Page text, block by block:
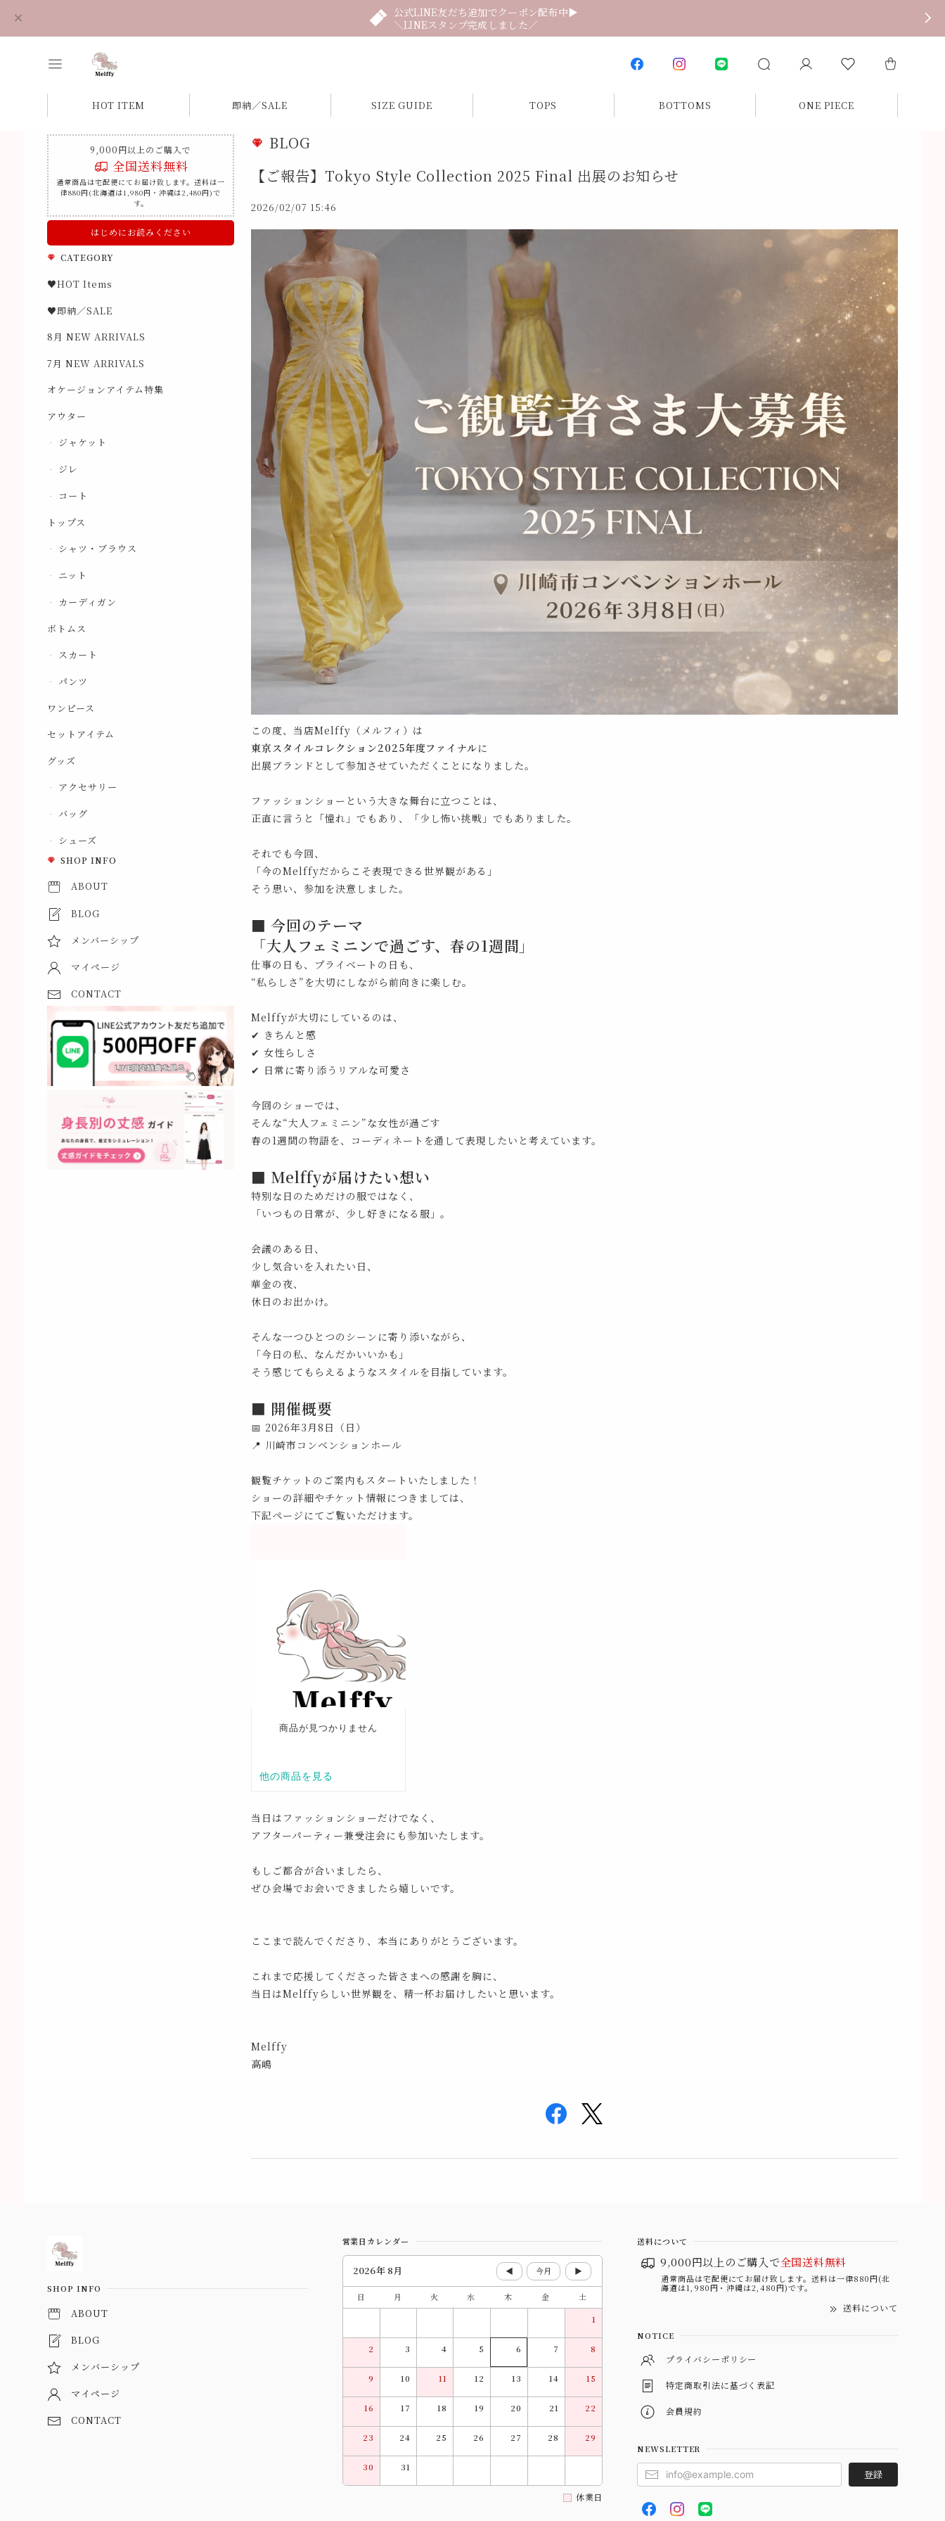
公式LINE友だち追加でクーポン配布中▶
＼LINEスタンプ完成しました／
HOT ITEM 即納／SALE SIZE GUIDE TOPS BOTTOMS ONE PIECE
9,000円以上のご購入で
全国送料無料
通常商品は宅配便にてお届け致します。送料は一
律880円(北海道は1,980円・沖縄は2,480円)で
す。
はじめにお読みください
CATEGORY
♥HOT Items
♥即納／SALE
8月 NEW ARRIVALS
7月 NEW ARRIVALS
オケージョンアイテム特集
アウター
ジャケット
ジレ
コート
トップス
シャツ・ブラウス
ニット
カーディガン
ボトムス
スカート
パンツ
ワンピース
セットアイテム
グッズ
アクセサリー
バッグ
シューズ
SHOP INFO
ABOUT
BLOG
メンバーシップ
マイページ
CONTACT
BLOG
【ご報告】Tokyo Style Collection 2025 Final 出展のお知らせ
2026/02/07 15:46
この度、当店Melffy（メルフィ）は
東京スタイルコレクション2025年度ファイナルに
出展ブランドとして参加させていただくことになりました。
ファッションショーという大きな舞台に立つことは、
正直に言うと「憧れ」でもあり、「少し怖い挑戦」でもありました。
それでも今回、
「今のMelffyだからこそ表現できる世界観がある」
そう思い、参加を決意しました。
■ 今回のテーマ
「大人フェミニンで過ごす、春の1週間」
仕事の日も、プライベートの日も、
“私らしさ”を大切にしながら前向きに楽しむ。
Melffyが大切にしているのは、
✔ きちんと感
✔ 女性らしさ
✔ 日常に寄り添うリアルな可愛さ
今回のショーでは、
そんな“大人フェミニン”な女性が過ごす
春の1週間の物語を、コーディネートを通して表現したいと考えています。
■ Melffyが届けたい想い
特別な日のためだけの服ではなく、
「いつもの日常が、少し好きになる服」。
会議のある日、
少し気合いを入れたい日、
華金の夜、
休日のお出かけ。
そんな一つひとつのシーンに寄り添いながら、
「今日の私、なんだかいいかも」
そう感じてもらえるようなスタイルを目指しています。
■ 開催概要
📅 2026年3月8日（日）
📍 川崎市コンベンションホール
観覧チケットのご案内もスタートいたしました！
ショーの詳細やチケット情報につきましては、
下記ページにてご覧いただけます。
当日はファッションショーだけでなく、
アフターパーティー兼受注会にも参加いたします。
もしご都合が合いましたら、
ぜひ会場でお会いできましたら嬉しいです。
ここまで読んでくださり、本当にありがとうございます。
これまで応援してくださった皆さまへの感謝を胸に、
当日はMelffyらしい世界観を、精一杯お届けしたいと思います。
Melffy
高嶋
Information
SHOP INFO
ABOUT
BLOG
メンバーシップ
マイページ
CONTACT
営業日カレンダー
2026年 8月 ◀ 今月 ▶
日 月 火 水 木 金
土
1
2 3 4 5 6 7 8
9 10 11 12 13 14 15
16 17 18 19 20 21 22
23 24 25 26 27 28 29
30 31
休業日
送料について
9,000円以上のご購入で全国送料無料
通常商品は宅配便にてお届け致します。送料は一律880円(北
海道は1,980円・沖縄は2,480円)です。
送料について
NOTICE
プライバシーポリシー
特定商取引法に基づく表記
会員規約
NEWSLETTER
登録